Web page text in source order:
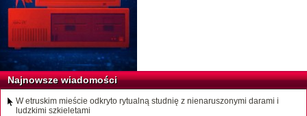
Najnowsze wiadomości
W etruskim mieście odkryto rytualną studnię z nienaruszonymi darami i
ludzkimi szkieletami